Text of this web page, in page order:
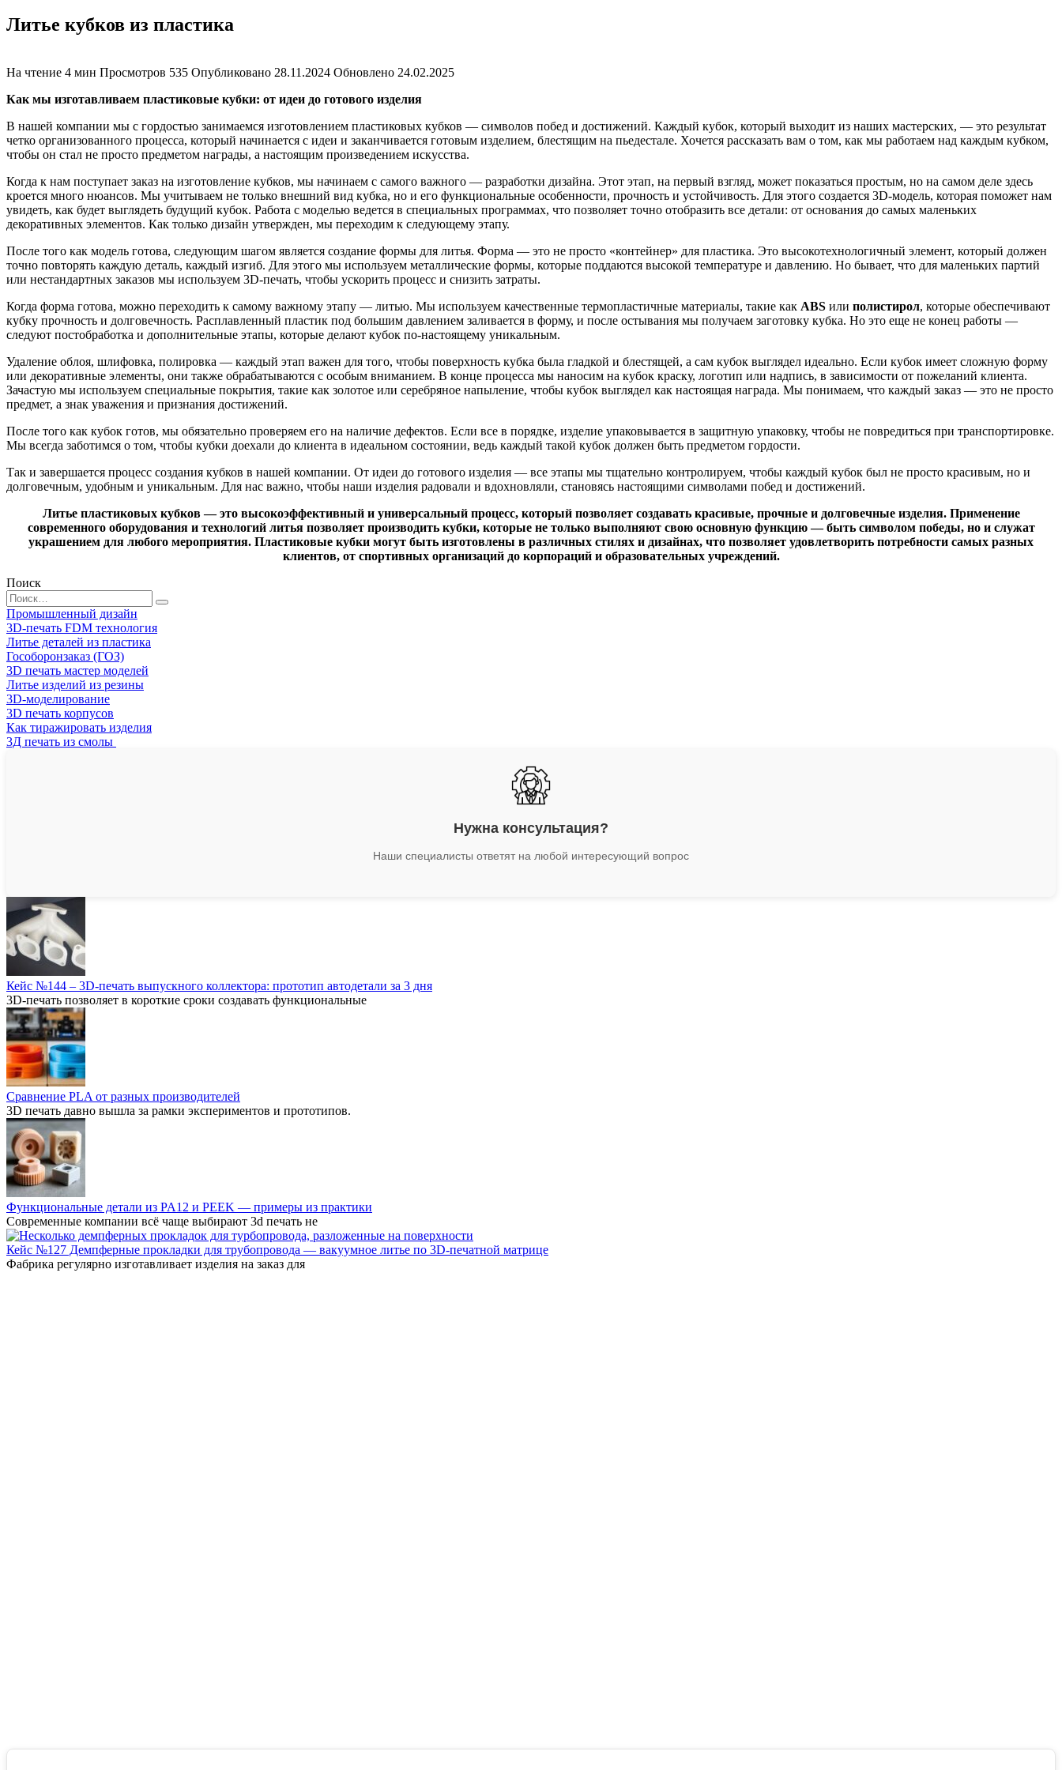
Литье кубков из пластика
На чтение 4 мин Просмотров 535 Опубликовано 28.11.2024 Обновлено 24.02.2025
Как мы изготавливаем пластиковые кубки: от идеи до готового изделия
В нашей компании мы с гордостью занимаемся изготовлением пластиковых кубков — символов побед и достижений. Каждый кубок, который выходит из наших мастерских, — это результат
четко организованного процесса, который начинается с идеи и заканчивается готовым изделием, блестящим на пьедестале. Хочется рассказать вам о том, как мы работаем над каждым кубком,
чтобы он стал не просто предметом награды, а настоящим произведением искусства.
Когда к нам поступает заказ на изготовление кубков, мы начинаем с самого важного — разработки дизайна. Этот этап, на первый взгляд, может показаться простым, но на самом деле здесь
кроется много нюансов. Мы учитываем не только внешний вид кубка, но и его функциональные особенности, прочность и устойчивость. Для этого создается 3D-модель, которая поможет нам
увидеть, как будет выглядеть будущий кубок. Работа с моделью ведется в специальных программах, что позволяет точно отобразить все детали: от основания до самых маленьких
декоративных элементов. Как только дизайн утвержден, мы переходим к следующему этапу.
После того как модель готова, следующим шагом является создание формы для литья. Форма — это не просто «контейнер» для пластика. Это высокотехнологичный элемент, который должен
точно повторять каждую деталь, каждый изгиб. Для этого мы используем металлические формы, которые поддаются высокой температуре и давлению. Но бывает, что для маленьких партий
или нестандартных заказов мы используем 3D-печать, чтобы ускорить процесс и снизить затраты.
Когда форма готова, можно переходить к самому важному этапу — литью. Мы используем качественные термопластичные материалы, такие как ABS или полистирол, которые обеспечивают
кубку прочность и долговечность. Расплавленный пластик под большим давлением заливается в форму, и после остывания мы получаем заготовку кубка. Но это еще не конец работы —
следуют постобработка и дополнительные этапы, которые делают кубок по-настоящему уникальным.
Удаление облоя, шлифовка, полировка — каждый этап важен для того, чтобы поверхность кубка была гладкой и блестящей, а сам кубок выглядел идеально. Если кубок имеет сложную форму
или декоративные элементы, они также обрабатываются с особым вниманием. В конце процесса мы наносим на кубок краску, логотип или надпись, в зависимости от пожеланий клиента.
Зачастую мы используем специальные покрытия, такие как золотое или серебряное напыление, чтобы кубок выглядел как настоящая награда. Мы понимаем, что каждый заказ — это не просто
предмет, а знак уважения и признания достижений.
После того как кубок готов, мы обязательно проверяем его на наличие дефектов. Если все в порядке, изделие упаковывается в защитную упаковку, чтобы не повредиться при транспортировке.
Мы всегда заботимся о том, чтобы кубки доехали до клиента в идеальном состоянии, ведь каждый такой кубок должен быть предметом гордости.
Так и завершается процесс создания кубков в нашей компании. От идеи до готового изделия — все этапы мы тщательно контролируем, чтобы каждый кубок был не просто красивым, но и
долговечным, удобным и уникальным. Для нас важно, чтобы наши изделия радовали и вдохновляли, становясь настоящими символами побед и достижений.
Литье пластиковых кубков — это высокоэффективный и универсальный процесс, который позволяет создавать красивые, прочные и долговечные изделия. Применение
современного оборудования и технологий литья позволяет производить кубки, которые не только выполняют свою основную функцию — быть символом победы, но и служат
украшением для любого мероприятия. Пластиковые кубки могут быть изготовлены в различных стилях и дизайнах, что позволяет удовлетворить потребности самых разных
клиентов, от спортивных организаций до корпораций и образовательных учреждений.
Поиск
Search
for:
Промышленный дизайн
3D-печать FDM технология
Литье деталей из пластика
Гособоронзаказ (ГОЗ)
3D печать мастер моделей
Литье изделий из резины
3D-моделирование
3D печать корпусов
Как тиражировать изделия
3Д печать из смолы
Нужна консультация?
Наши специалисты ответят на любой интересующий вопрос
Кейс №144 – 3D-печать выпускного коллектора: прототип автодетали за 3 дня
3D-печать позволяет в короткие сроки создавать функциональные
Сравнение PLA от разных производителей
3D печать давно вышла за рамки экспериментов и прототипов.
Функциональные детали из PA12 и PEEK — примеры из практики
Современные компании всё чаще выбирают 3d печать не
Кейс №127 Демпферные прокладки для трубопровода — вакуумное литье по 3D-печатной матрице
Фабрика регулярно изготавливает изделия на заказ для